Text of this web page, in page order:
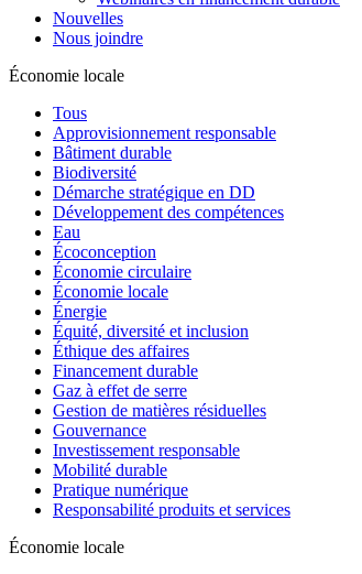
Nouvelles
Nous joindre
Économie locale
Tous
Approvisionnement responsable
Bâtiment durable
Biodiversité
Démarche stratégique en DD
Développement des compétences
Eau
Écoconception
Économie circulaire
Économie locale
Énergie
Équité, diversité et inclusion
Éthique des affaires
Financement durable
Gaz à effet de serre
Gestion de matières résiduelles
Gouvernance
Investissement responsable
Mobilité durable
Pratique numérique
Responsabilité produits et services
Économie locale